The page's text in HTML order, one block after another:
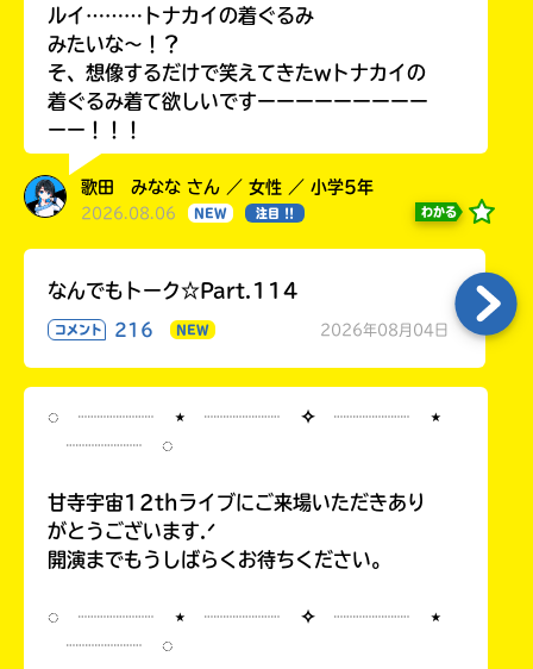
ルイ………トナカイの着ぐるみ
みたいな〜！？
そ、想像するだけで笑えてきたwトナカイの
着ぐるみ着て欲しいですーーーーーーーーー
ーー！！！
歌田 みなな さん ／ 女性 ／ 小学5年
2026.08.06 NEW 注目 !! わかる
なんでもトーク☆Part.114
コメント 216 NEW 2026年08月04日
◌ ┈┈┈┈ ⋆ ┈┈┈┈ ✧ ┈┈┈┈ ⋆
┈┈┈┈ ◌
甘寺宇宙12thライブにご来場いただきあり
がとうございます.ᐟ
開演までもうしばらくお待ちください。
◌ ┈┈┈┈ ⋆ ┈┈┈┈ ✧ ┈┈┈┈ ⋆
┈┈┈┈ ◌